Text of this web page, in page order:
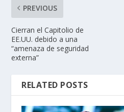
PREVIOUS
Cierran el Capitolio de
EE.UU. debido a una
“amenaza de seguridad
externa”
RELATED POSTS